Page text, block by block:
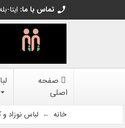
call تماس با ما: 02144438097 -- 09197306916
صفحه
اصلی
خانه لباس نوزاد